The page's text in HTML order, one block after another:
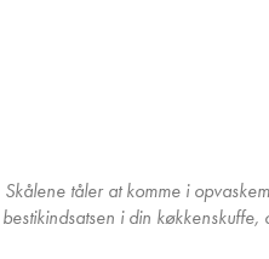
tåler at komme i
i din